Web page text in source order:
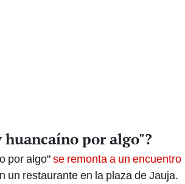
huancaíno por algo"?
por algo"se remonta a un encuentro
un restaurante en la plaza de Jauja.